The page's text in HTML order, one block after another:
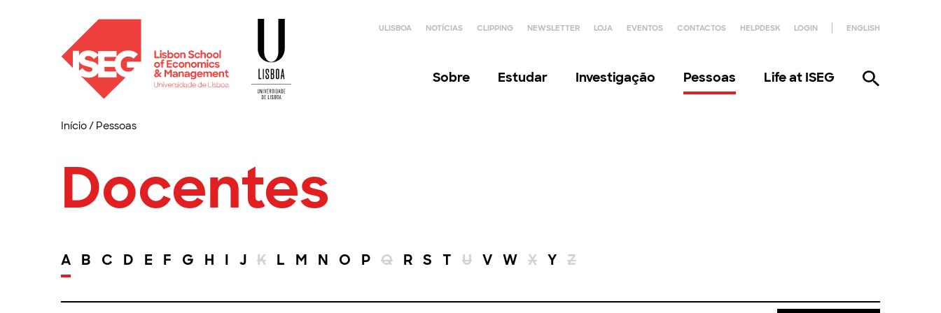
ULISBOA NOTÍCIAS CLIPPING NEWSLETTER LOJA EVENTOS CONTACTOS HELPDESK LOGIN ENGLISH
Sobre Estudar Investigação Pessoas Life at ISEG
Início/ Pessoas
Docentes
A B C D E F G H I J K L M N O P Q R S T U V W X Y Z